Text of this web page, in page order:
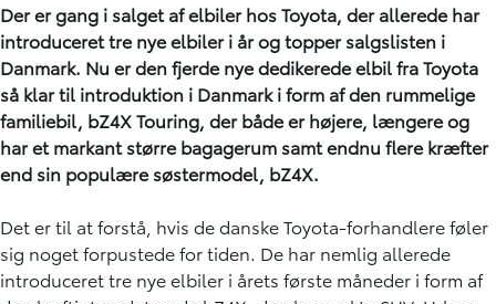
Der er gang i salget af elbiler hos Toyota, der allerede har
introduceret tre nye elbiler i år og topper salgslisten i
Danmark. Nu er den fjerde nye dedikerede elbil fra Toyota
så klar til introduktion i Danmark i form af den rummelige
familiebil, bZ4X Touring, der både er højere, længere og
har et markant større bagagerum samt endnu flere kræfter
end sin populære søstermodel, bZ4X.
Det er til at forstå, hvis de danske Toyota-forhandlere føler
sig noget forpustede for tiden. De har nemlig allerede
introduceret tre nye elbiler i årets første måneder i form af